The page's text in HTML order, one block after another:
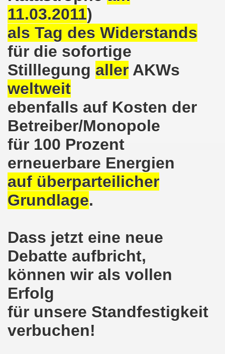
11.03.2011)
als Tag des Widerstands
für die sofortige
Stilllegung aller AKWs
weltweit
ebenfalls auf Kosten der
Betreiber/Monopole
für 100 Prozent
erneuerbare Energien
auf überparteilicher
Grundlage.
Dass jetzt eine neue
Debatte aufbricht,
können wir als vollen
Erfolg
für unsere Standfestigkeit
verbuchen!
macht im neuen Jahr 2022 am 10.01.2022
am 13.12.2021 nimmt Ampel-Koalition unter
am 06.12.2021 in Halle an der Saale Contra
Bewegung am 08.11.2021 im Zeichen des Kampfs zur
den 08.11.2021 Tag des Widerstands für die
die Abwälzung der Krisenlasten auf unserem
in Gelsenkirchenen-Buer am 11.10.2021
Gelsenkirchener Montagsdemo-Bewegung am
auch wieder für die Landesliste der
solidarisch am 12.07.2021 mit Stefan Engel,
Bewegung Gelsenkirchen am 12.07.2021!
Bürger am 14.06.2021 müssen alle
Gelsenkirchener Montagsdemo-Bewegung am
Bewegung am 17.05.2021 setzt Zeichen der Solidarität